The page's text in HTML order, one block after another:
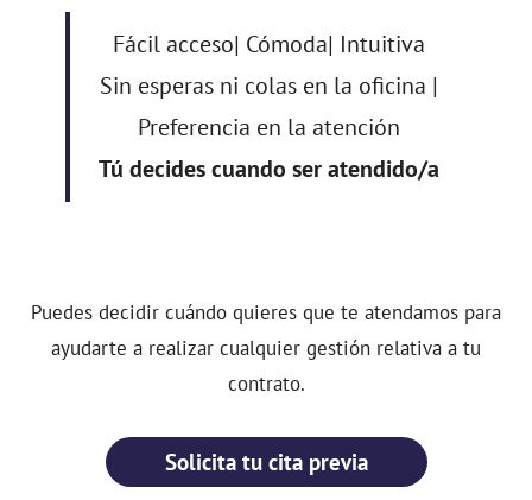
Fácil acceso| Cómoda| Intuitiva
Sin esperas ni colas en la oficina |
Preferencia en la atención
Tú decides cuando ser atendido/a
Puedes decidir cuándo quieres que te atendamos para
ayudarte a realizar cualquier gestión relativa a tu
contrato.
Solicita tu cita previa